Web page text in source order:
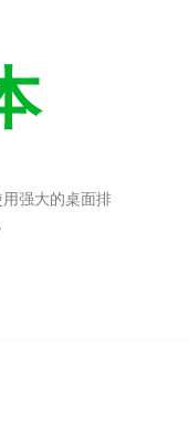
强大的桌面排